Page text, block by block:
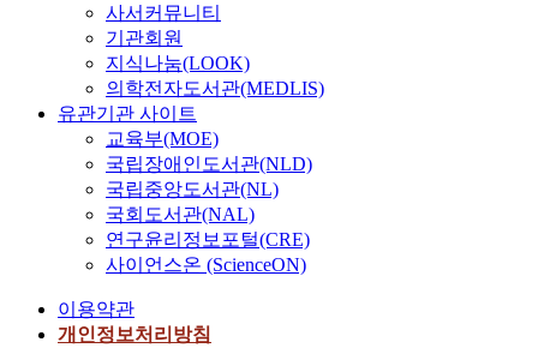
사서커뮤니티
기관회원
지식나눔(LOOK)
의학전자도서관(MEDLIS)
유관기관 사이트
교육부(MOE)
국립장애인도서관(NLD)
국립중앙도서관(NL)
국회도서관(NAL)
연구윤리정보포털(CRE)
사이언스온 (ScienceON)
이용약관
개인정보처리방침